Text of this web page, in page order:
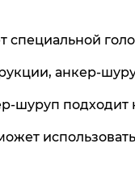
специальной
анкер-
шуруп подходит